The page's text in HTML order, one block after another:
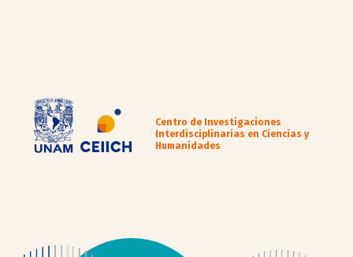
Centro de Investigaciones
Interdisciplinarias en Ciencias y
Humanidades